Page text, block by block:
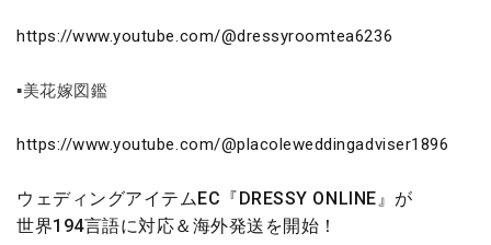
https://www.youtube.com/@dressyroomtea6236
▪美花嫁図鑑
https://www.youtube.com/@placoleweddingadviser1896
ウェディングアイテムEC『DRESSY ONLINE』が
世界194言語に対応＆海外発送を開始！